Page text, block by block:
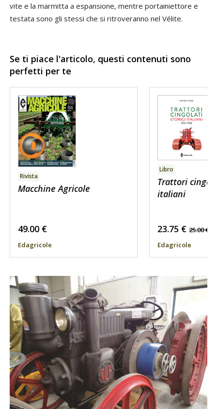
vite e la marmitta a espansione, mentre portainiettore e
testata sono gli stessi che si ritroveranno nel Vélite.
Se ti piace l'articolo, questi contenuti sono
perfetti per te
Rivista
Macchine Agricole
49.00 €
Edagricole
Libro
Trattori
italiani
23.75 € 25.00€
Edagricole